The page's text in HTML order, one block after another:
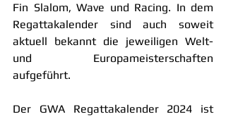
Fin Slalom, Wave und Racing. In dem
Regattakalender sind auch soweit
aktuell bekannt die jeweiligen Welt-
und Europameisterschaften
aufgeführt.
Der GWA Regattakalender 2024 ist